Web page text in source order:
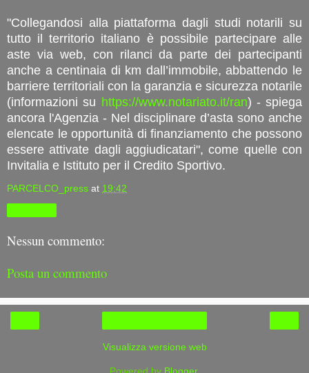
"Collegandosi alla piattaforma dagli studi notarili su
tutto il territorio italiano è possibile partecipare alle
aste via web, con rilanci da parte dei partecipanti
anche a centinaia di km dall’immobile, abbattendo le
barriere territoriali con la garanzia e sicurezza notarile
(informazioni su https://www.notariato.it/ran) - spiega
ancora l'Agenzia - Nel disciplinare d’asta sono anche
elencate le opportunità di finanziamento che possono
essere attivate dagli aggiudicatari", come quelle con
Invitalia e Istituto per il Credito Sportivo.
PARCELCO_press at 19:42
Nessun commento:
Posta un commento
Visualizza versione web